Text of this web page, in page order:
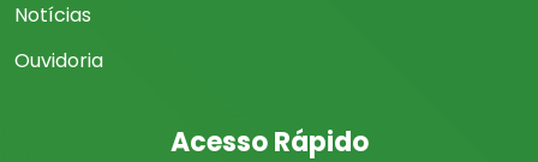
Notícias
Ouvidoria
Acesso Rápido